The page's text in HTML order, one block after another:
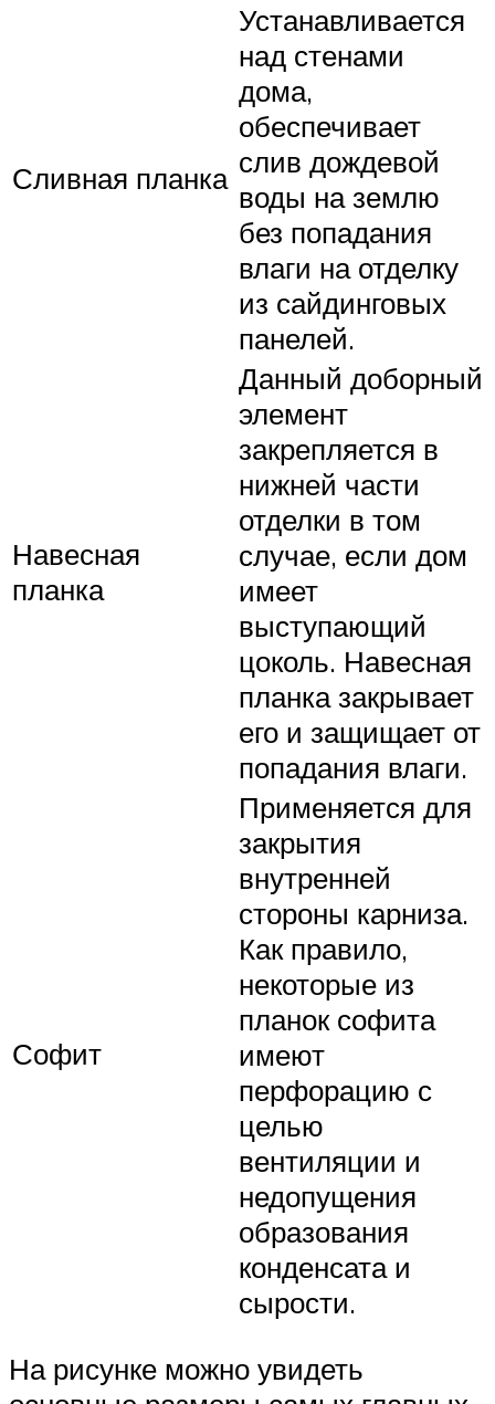
Сливная планка
Устанавливается
над стенами
дома,
обеспечивает
слив дождевой
воды на землю
без попадания
влаги на отделку
из сайдинговых
панелей.
Навесная
планка
Данный доборный
элемент
закрепляется в
нижней части
отделки в том
случае, если дом
имеет
выступающий
цоколь. Навесная
планка закрывает
его и защищает от
попадания влаги.
Софит
Применяется для
закрытия
внутренней
стороны карниза.
Как правило,
некоторые из
планок софита
имеют
перфорацию с
целью
вентиляции и
недопущения
образования
конденсата и
сырости.
На рисунке можно увидеть